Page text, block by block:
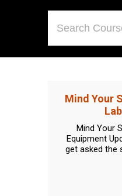
Mind Your
Mind Your
Equipment
get asked the